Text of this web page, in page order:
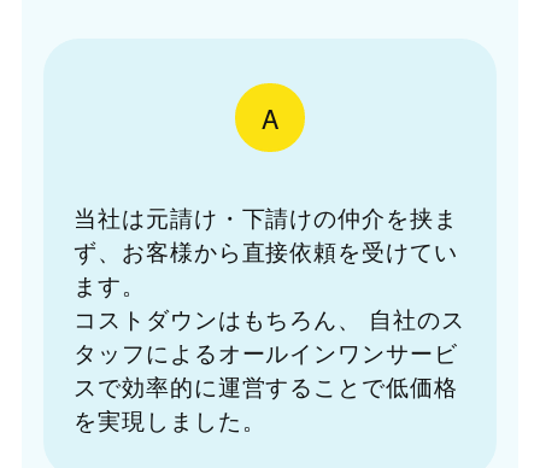
A
当社は元請け・下請けの仲介を挟ま
ず、お客様から直接依頼を受けてい
ます。
コストダウンはもちろん、
自社のス
タッフによるオールインワンサービ
スで効率的に運営することで低価格
を実現しました。